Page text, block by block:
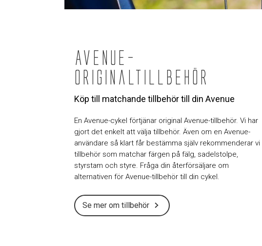
Avenue-
originaltillbehör
Köp till matchande tillbehör till din Avenue
En Avenue-cykel förtjänar original Avenue-tillbehör. Vi har
gjort det enkelt att välja tillbehör. Även om en Avenue-
användare så klart får bestämma själv rekommenderar vi
tillbehör som matchar färgen på fälg, sadelstolpe,
styrstam och styre. Fråga din återförsäljare om
alternativen för Avenue-tillbehör till din cykel.
Se mer om tillbehör